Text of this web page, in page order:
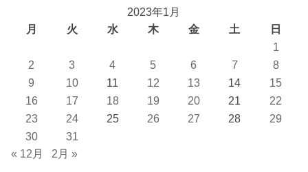
2023年1月
月
火 水 木 金 土
日
1
2
3 4 5 6 7
8
9
10 11 12 13 14
15
16
17 18 19 20 21
22
23
24 25 26 27 28
29
30
31
« 12月
2月 »